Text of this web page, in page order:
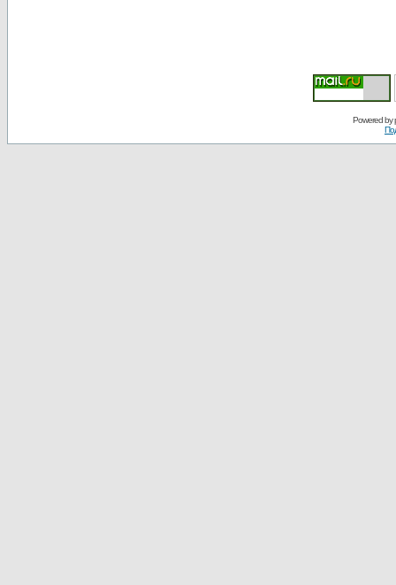
Powered by